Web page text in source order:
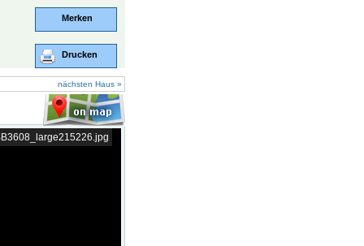
Merken
Drucken
nächsten Haus »